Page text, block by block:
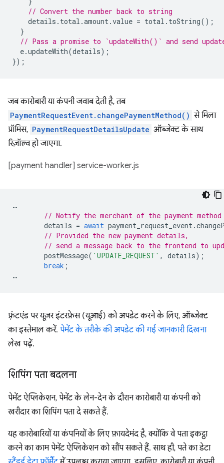
// Convert the number back to string
details . total .amount.value = total . toString();
}
// Pass a promise to `updateWith()` and send
e.updateWith(details);
});
जब कारोबारी या कंपनी जवाब देती है, तब
PaymentRequestEvent.changePaymentMethod() से मिला
प्रॉमिस, PaymentRequestDetailsUpdate ऑब्जेक्ट के साथ
रिज़ॉल्व हो जाएगा.
[payment handler] service-worker.js
…
// Notify the merchant of the payment method
details = await payment_request_event.
// Provided the new payment details,
// send a message back to the frontend to
postMessage( 'UPDATE_REQUEST' , details);
break ;
…
फ़्रंटएंड पर यूज़र इंटरफ़ेस (यूआई) को अपडेट करने के लिए, ऑब्जेक्ट
का इस्तेमाल करें. पेमेंट के तरीके की अपडेट की गई जानकारी दिखना
लेख पढ़ें.
शिपिंग पता बदलना
पेमेंट ऐप्लिकेशन, पेमेंट के लेन-देन के दौरान कारोबारी या कंपनी को
खरीदार का शिपिंग पता दे सकते हैं.
यह कारोबारियों या कंपनियों के लिए फ़ायदेमंद है, क्योंकि वे पता इकट्ठा
करने का काम पेमेंट ऐप्लिकेशन को सौंप सकते हैं. साथ ही, पते का डेटा